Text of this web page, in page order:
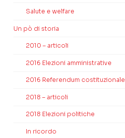
Salute e welfare
Un pò di storia
2010 – articoli
2016 Elezioni amministrative
2016 Referendum costituzionale
2018 – articoli
2018 Elezioni politiche
In ricordo